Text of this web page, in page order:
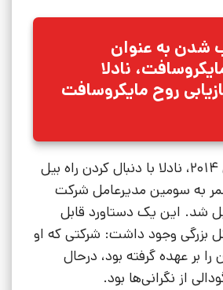
شدن به عنوان
نادلا
روح مایکروسافت
در 4 فوریه‌ی سال 2014، نادلا با دنبال کردن راه بیل
به سومین مدیرعامل شرکت
شد. این یک دستاورد قابل
بزرگی وجود داشت: شرکتی که او
بر عهده گرفته بود، درحال
از نگرانی‌ها بود.